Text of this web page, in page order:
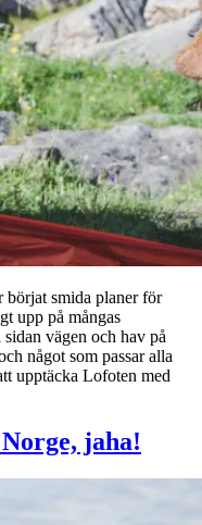
börjat smida planer för
upp på mångas
vägen och hav på
något som passar alla
upptäcka Lofoten med
jaha!